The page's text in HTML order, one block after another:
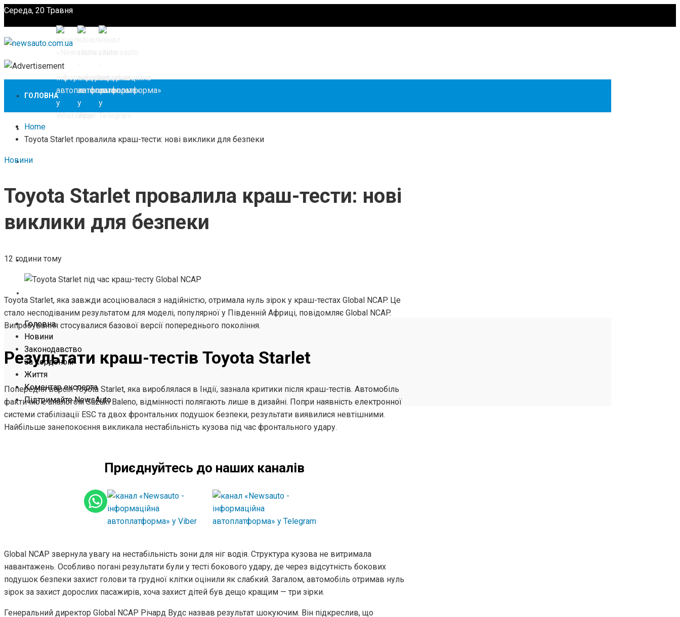
Середа, 20 Травня
ГОЛОВНА
НОВИНИ
ЗАКОНОДАВСТВО
ЗА КОРДОНОМ
ЖИТТЯ
КОМЕНТАР ЕКСПЕРТА
Головна
Новини
Законодавство
За кордоном
Життя
Коментар експерта
Підтримайте NewsAuto
Home
Toyota Starlet провалила краш-тести: нові виклики для безпеки
Новини
Toyota Starlet провалила краш-тести: нові
виклики для безпеки
12 години тому
Toyota Starlet, яка завжди асоціювалася з надійністю, отримала нуль зірок у краш-тестах Global NCAP. Це
стало несподіваним результатом для моделі, популярної у Південній Африці, повідомляє Global NCAP.
Випробування стосувалися базової версії попереднього покоління.
Результати краш-тестів Toyota Starlet
Попередня версія Toyota Starlet, яка вироблялася в Індії, зазнала критики після краш-тестів. Автомобіль
фактично є аналогом Suzuki Baleno, відмінності полягають лише в дизайні. Попри наявність електронної
системи стабілізації ESC та двох фронтальних подушок безпеки, результати виявилися невтішними.
Найбільше занепокоєння викликала нестабільність кузова під час фронтального удару.
Приєднуйтесь до наших каналів
Global NCAP звернула увагу на нестабільність зони для ніг водія. Структура кузова не витримала
навантажень. Особливо погані результати були у тесті бокового удару, де через відсутність бокових
подушок безпеки захист голови та грудної клітки оцінили як слабкий. Загалом, автомобіль отримав нуль
зірок за захист дорослих пасажирів, хоча захист дітей був дещо кращим — три зірки.
Генеральний директор Global NCAP Річард Вудс назвав результат шокуючим. Він підкреслив, що